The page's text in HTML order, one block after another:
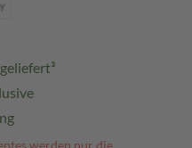
werden nur die